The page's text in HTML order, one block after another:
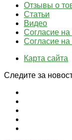
Отзывы о
Статьи
Видео
Согласие
Согласие
Карта сайта
Следите за